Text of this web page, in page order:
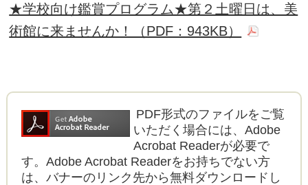
★学校向け鑑賞プログラム★第２土曜日は、美
術館に来ませんか！（PDF：943KB）
PDF形式のファイルをご覧
いただく場合には、Adobe
Acrobat Readerが必要で
す。Adobe Acrobat Readerをお持ちでない方
は、バナーのリンク先から無料ダウンロードし